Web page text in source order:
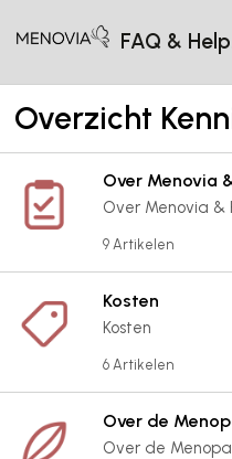
Overzicht
Over Menovia
Over Menovia &
9 Artikelen
Kosten
Kosten
6 Artikelen
Over de
Over de